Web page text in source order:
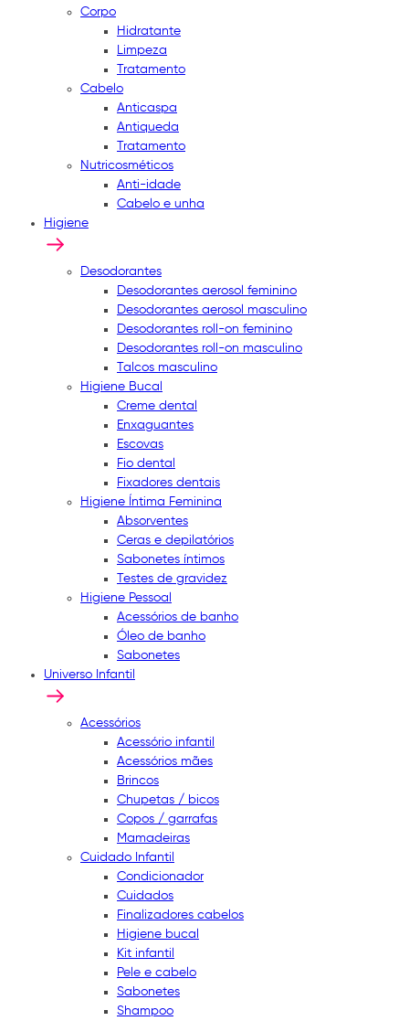
Corpo
Hidratante
Limpeza
Tratamento
Cabelo
Anticaspa
Antiqueda
Tratamento
Nutricosméticos
Anti-idade
Cabelo e unha
Higiene
Desodorantes
Desodorantes aerosol feminino
Desodorantes aerosol masculino
Desodorantes roll-on feminino
Desodorantes roll-on masculino
Talcos masculino
Higiene Bucal
Creme dental
Enxaguantes
Escovas
Fio dental
Fixadores dentais
Higiene Íntima Feminina
Absorventes
Ceras e depilatórios
Sabonetes íntimos
Testes de gravidez
Higiene Pessoal
Acessórios de banho
Óleo de banho
Sabonetes
Universo Infantil
Acessórios
Acessório infantil
Acessórios mães
Brincos
Chupetas / bicos
Copos / garrafas
Mamadeiras
Cuidado Infantil
Condicionador
Cuidados
Finalizadores cabelos
Higiene bucal
Kit infantil
Pele e cabelo
Sabonetes
Shampoo